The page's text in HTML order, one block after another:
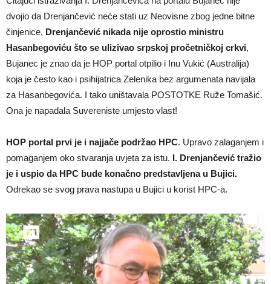
dvojio da Drenjančević neće stati uz Neovisne zbog jedne bitne
činjenice, Drenjančević nikada nije oprostio ministru
Hasanbegoviću što se ulizivao srpskoj pročetničkoj crkvi,
Bujanec je znao da je HOP portal otpilio i Inu Vukić (Australija)
koja je često kao i psihijatrica Zelenika bez argumenata navijala
za Hasanbegovića. I tako uništavala POSTOTKE Ruže Tomašić.
Ona je napadala Suvereniste umjesto vlast!
HOP portal prvi je i najjače podržao HPC. Upravo zalaganjem i
pomaganjem oko stvaranja uvjeta za istu. I. Drenjančević tražio
je i uspio da HPC bude konačno predstavljena u Bujici.
Odrekao se svog prava nastupa u Bujici u korist HPC-a.